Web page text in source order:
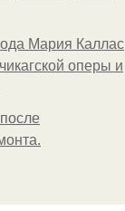
Мария Каллас
оперы и